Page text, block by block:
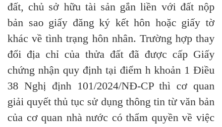
đất, chủ sở hữu tài sản gắn liền với đất nộp
bản sao giấy đăng ký kếthôn hoặc giấy tờ
khác về tình trạng hôn nhân. Trường hợp thay
đổi địa chỉ của thửa đất đã được cấp Giấy
chứng nhận quy định tại điểm h khoản 1 Điều
38 Nghị định 101/2024/NĐ-CPthì cơ quan
giải quyết thủ tục sử dụng thông tin từ văn bản
của cơ quan nhà nước cóthẩm quyềnvề việc